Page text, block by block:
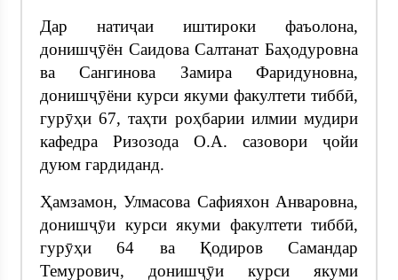
Дар натиҷаи иштироки фаъолона,
донишҷӯён Саидова Салтанат Баҳодуровна
ва Сангинова Замира Фаридуновна,
донишҷӯёни курси якуми факултети тиббӣ,
гурӯҳи 67, таҳти роҳбарии илмии мудири
кафедра Ризозода О.А. сазовори ҷойи
дуюм гардиданд.
Ҳамзамон, Улмасова Сафияхон Анваровна,
донишҷӯи курси якуми факултети тиббӣ,
гурӯҳи 64 ва Қодиров Самандар
Темурович, донишҷӯи курси якуми